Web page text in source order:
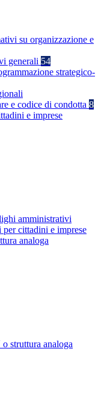
su organizzazione e
generali 54
strategico-
e codice di condotta 8
e imprese
amministrativi
cittadini e imprese
analoga
struttura analoga